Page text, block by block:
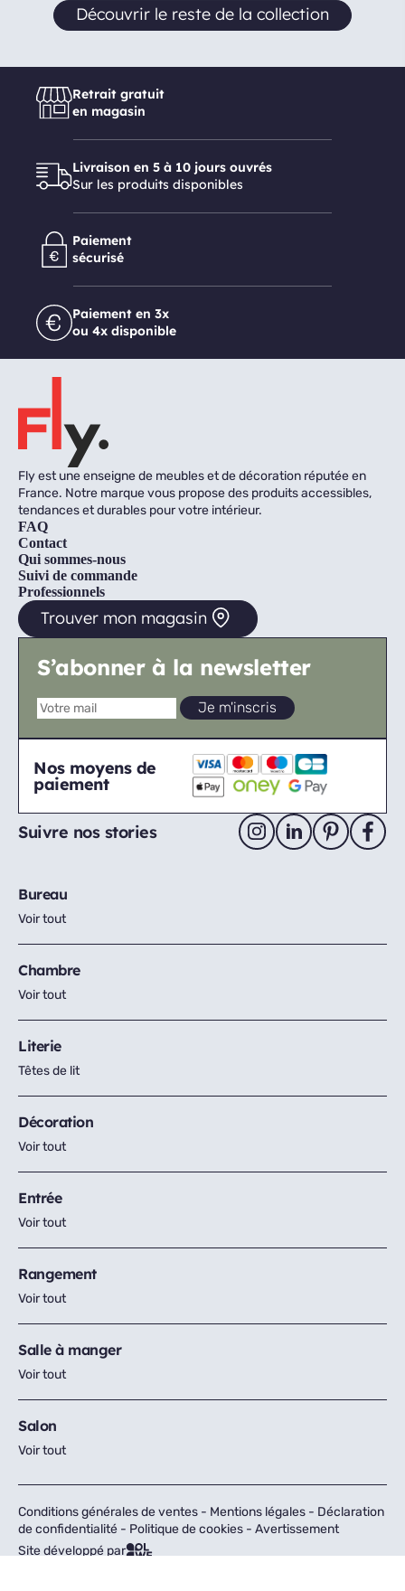
Découvrir le reste de la collection
Retrait gratuit
en magasin
Livraison en 5 à 10 jours ouvrés
Sur les produits disponibles
Paiement
sécurisé
Paiement en 3x
ou 4x disponible
Fly est une enseigne de meubles et de décoration réputée en
France. Notre marque vous propose des produits accessibles,
tendances et durables pour votre intérieur.
FAQ
Contact
Qui sommes-nous
Suivi de commande
Professionnels
Trouver mon magasin
S’abonner à la newsletter
Nos moyens de
paiement
Suivre nos stories
Bureau
Voir tout
Chambre
Voir tout
Literie
Têtes de lit
Décoration
Voir tout
Entrée
Voir tout
Rangement
Voir tout
Salle à manger
Voir tout
Salon
Voir tout
Conditions générales de ventes - Mentions légales - Déclaration
de confidentialité - Politique de cookies - Avertissement
Site développé par